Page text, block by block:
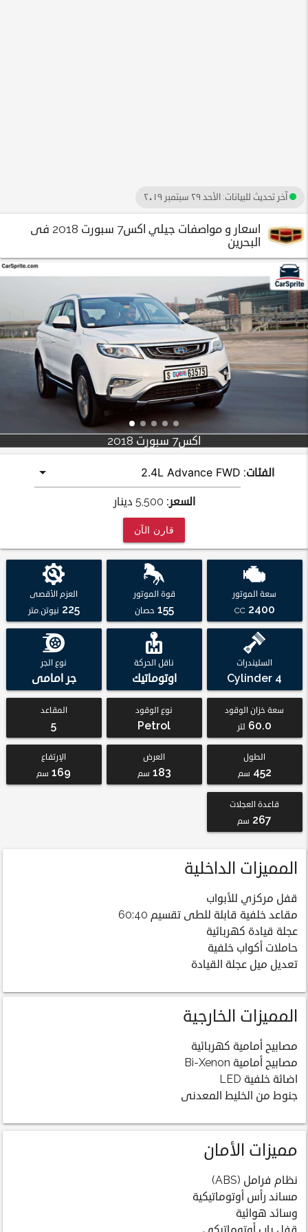
آخر تحديث للبيانات: الأحد ٢٩ سبتمبر ٢٠١٩
اسعار و مواصفات جيلي اكس7 سبورت 2018 فى
البحرين
اكس7 سبورت 2018
الفئات:
السعر: 5,500 دينار
قارن الآن
سعة الموتور
2400
CC
قوة الموتور
155 حصان
العزم الأقصى
225 نيوتن.متر
السليندرات
4 Cylinder
ناقل الحركة
اوتوماتيك
نوع الجر
جر امامى
سعة خزان الوقود
60.0 لتر
نوع الوقود
Petrol
المقاعد
5
الطول
452 سم
العرض
183 سم
الإرتفاع
169 سم
قاعدة العجلات
267 سم
المميزات الداخلية
قفل مركزي للأبواب
مقاعد خلفية قابلة للطى تقسيم 60:40
عجلة قيادة كهربائية
حاملات أكواب خلفية
تعديل ميل عجلة القيادة
المميزات الخارجية
مصابيح أمامية كهربائية
مصابيح أمامية Bi-Xenon
اضائة خلفية LED
جنوط من الخليط المعدنى
مميزات الأمان
نظام فرامل (ABS)
مساند رأس أوتوماتيكية
وسائد هوائية